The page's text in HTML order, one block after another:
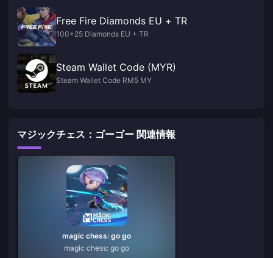
Free Fire Diamonds EU + TR
100+25 Diamonds EU + TR
Steam Wallet Code (MYR)
Steam Wallet Code RM5 MY
マジックチェス：ゴーゴー 関連情報
magic chess: go go
magic chess: go go